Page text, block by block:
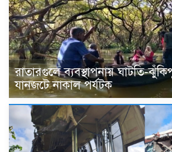
রাতারগুলে ব্যবস্থাপনায় ঘাটতি-
যানজটে নাকাল পর্যটক